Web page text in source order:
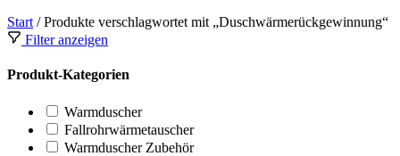
Start / Produkte verschlagwortet mit „Duschwärmerückgewinnung“
Filter anzeigen
Produkt-Kategorien
Warmduscher
Fallrohrwärmetauscher
Warmduscher Zubehör